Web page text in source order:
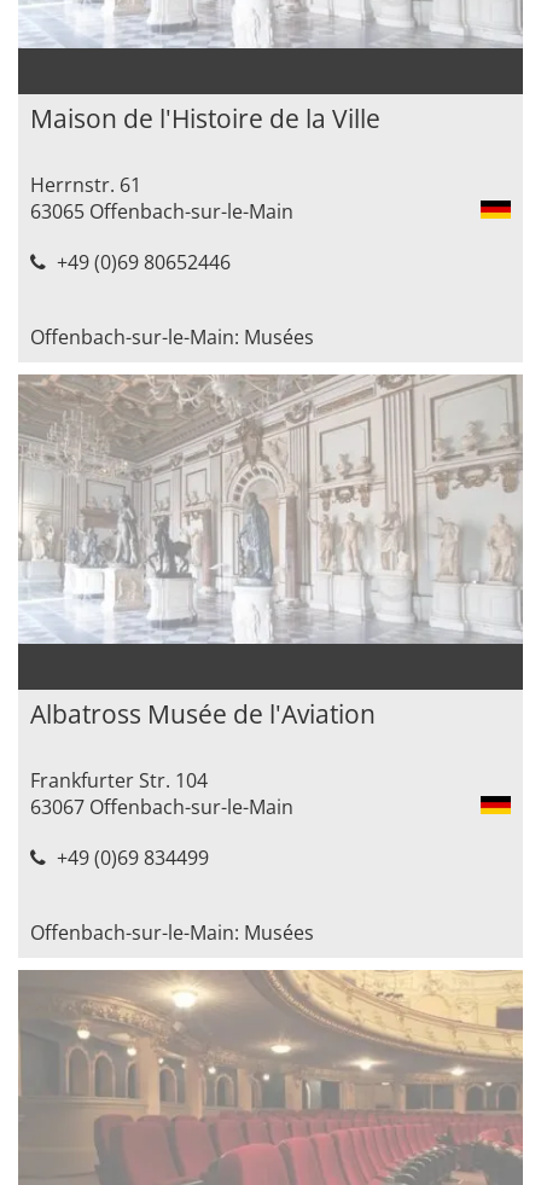
Maison de l'Histoire de la Ville
Herrnstr. 61
63065 Offenbach-sur-le-Main
+49 (0)69 80652446
Offenbach-sur-le-Main: Musées
Albatross Musée de l'Aviation
Frankfurter Str. 104
63067 Offenbach-sur-le-Main
+49 (0)69 834499
Offenbach-sur-le-Main: Musées